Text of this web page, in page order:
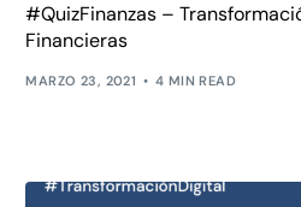
#QuizFinanzas –
Financieras
MARZO 23, 2021 4 MIN READ